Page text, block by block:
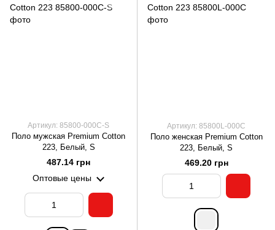
Артикул: 85800-000C-S
Поло мужская Premium Cotton
223, Белый, S
487.14 грн
Оптовые цены
Артикул: 85800L-000C
Поло женская Premium Cotton
223, Белый, S
469.20 грн